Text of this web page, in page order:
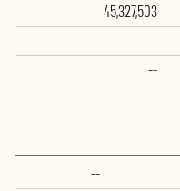
45,327,503
--
--